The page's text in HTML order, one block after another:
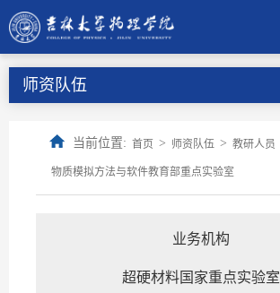
师资队伍
当前位置: 首页 > 师资队伍 > 教研人员
物质模拟方法与软件教育部重点实验室
业务机构
超硬材料国家重点实验室